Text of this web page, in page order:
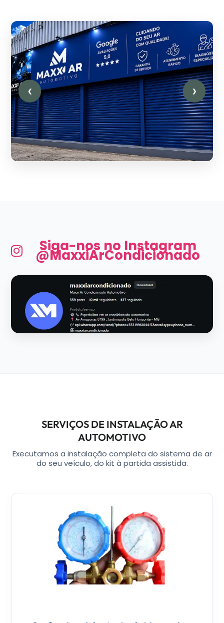
❮ ❯
Siga-nos no Instagram
@MaxxiArCondicionado
SERVIÇOS DE INSTALAÇÃO AR
AUTOMOTIVO
Executamos a instalação completa do sistema de ar
do seu veículo, do kit à partida assistida.